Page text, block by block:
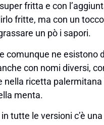
fritta e con
fritte, ma con un
un pò i sapori.
comunque ne esistono
con nomi diversi,
nella ricetta
menta.
tutte le versioni c’è